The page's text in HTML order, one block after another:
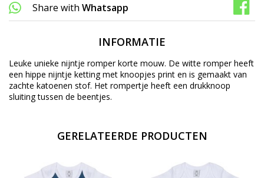
Share with Whatsapp
INFORMATIE
Leuke unieke nijntje romper korte mouw. De witte romper heeft
een hippe nijntje ketting met knoopjes print en is gemaakt van
zachte katoenen stof. Het rompertje heeft een drukknoop
sluiting tussen de beentjes.
GERELATEERDE PRODUCTEN